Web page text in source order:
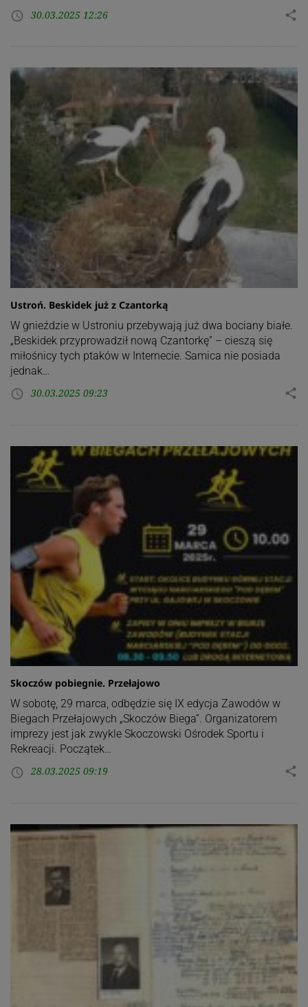
access_time 30.03.2025 12:26 share
Ustroń. Beskidek już z Czantorką
W gnieździe w Ustroniu przebywają już dwa bociany białe.
„Beskidek przyprowadził nową Czantorkę” – cieszą się
miłośnicy tych ptaków w Internecie. Samica nie posiada
jednak…
access_time 30.03.2025 09:23 share
Skoczów pobiegnie. Przełajowo
W sobotę, 29 marca, odbędzie się IX edycja Zawodów w
Biegach Przełajowych „Skoczów Biega”. Organizatorem
imprezy jest jak zwykle Skoczowski Ośrodek Sportu i
Rekreacji. Początek…
access_time 28.03.2025 09:19 share